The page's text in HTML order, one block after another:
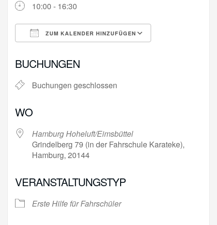
10:00 - 16:30
ZUM KALENDER HINZUFÜGEN
BUCHUNGEN
Buchungen geschlossen
WO
Hamburg Hoheluft/Eimsbüttel
Grindelberg 79 (in der Fahrschule Karateke),
Hamburg, 20144
VERANSTALTUNGSTYP
Erste Hilfe für Fahrschüler